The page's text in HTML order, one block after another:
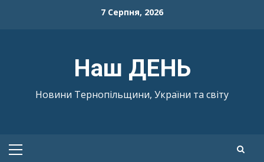
7 Серпня, 2026
Наш ДЕНЬ
Новини Тернопільщини, України та світу
Primary